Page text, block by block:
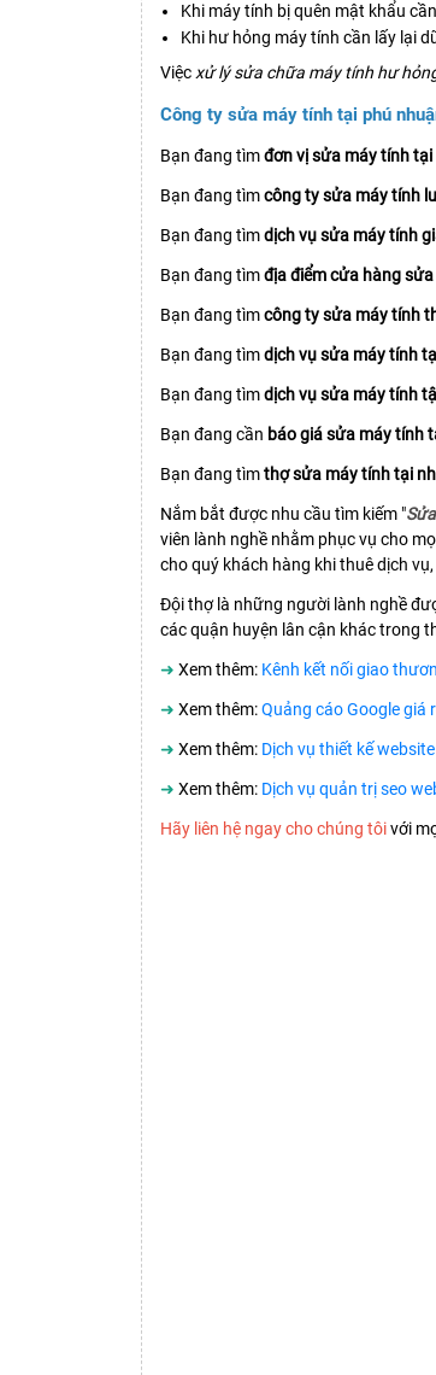
Khi máy tính bị quên mật khẩu
Khi hư hỏng máy tính cần lấy lại
Việc xử lý sửa chữa máy tính hư
Công ty sửa máy tính tại phú
Bạn đang tìmđơn vị sửa máy tính
Bạn đang tìmcông ty sửa máy tính
Bạn đang tìmdịch vụ sửa máy tính
Bạn đang tìmđịa điểm cửa hàng
Bạn đang tìmcông ty sửa máy tính
Bạn đang tìmdịch vụ sửa máy tính
Bạn đang tìmdịch vụ sửa máy tính
Bạn đang cần báo giá sửa máy tính
Bạn đang tìmthợ sửa máy tính tại
Nắm bắt được nhu cầu tìm kiếm "
viên lành nghề nhằm phục vụ cho
cho quý khách hàng khi thuê dịch
Đội thợ là những người lành nghề
các quận huyện lân cận khác trong
➜ Xem thêm: Kênh kết nối giao
➜ Xem thêm:Quảng cáo Google giá
➜ Xem thêm: Dịch vụ thiết kế website
➜ Xem thêm: Dịch vụ quản trị seo
Hãy liên hệ ngay cho chúng tôivới